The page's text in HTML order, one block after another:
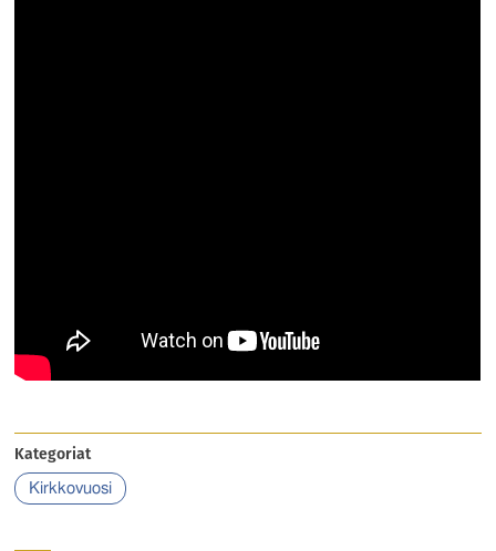
Kategoriat
Kirkkovuosi